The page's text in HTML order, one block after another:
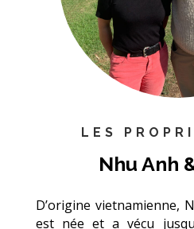
LES
Nhu Anh
D’origine vietnamienne,
est née et a vécu